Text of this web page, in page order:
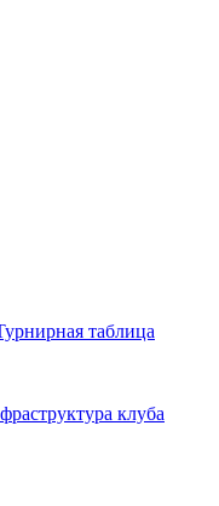
таблица
клуба